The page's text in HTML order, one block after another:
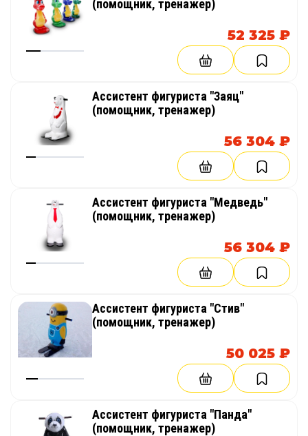
(помощник, тренажер)
52 325 ₽
Ассистент фигуриста "Заяц"
(помощник, тренажер)
56 304 ₽
Ассистент фигуриста "Медведь"
(помощник, тренажер)
56 304 ₽
Ассистент фигуриста "Стив"
(помощник, тренажер)
50 025 ₽
Ассистент фигуриста "Панда"
(помощник, тренажер)